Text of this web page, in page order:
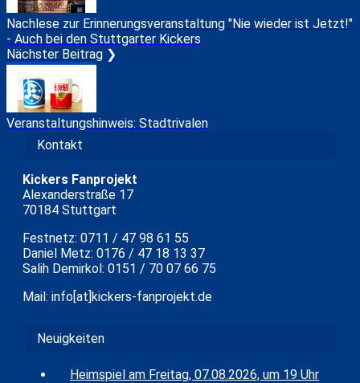
Nachlese zur Erinnerungsveranstaltung "Nie wieder ist Jetzt!"
- Auch bei den Stuttgarter Kickers
Nächster Beitrag ❯
Veranstaltungshinweis: Stadtrivalen
Kontakt
Kickers Fanprojekt
Alexanderstraße 17
70184 Stuttgart
Festnetz: 0711 / 47 98 61 55
Daniel Metz: 0176 / 47 18 13 37
Salih Demirkol: 0151 / 70 07 66 75
Mail: info[at]kickers-fanprojekt.de
Neuigkeiten
Heimspiel am Freitag, 07.08.2026, um 19 Uhr